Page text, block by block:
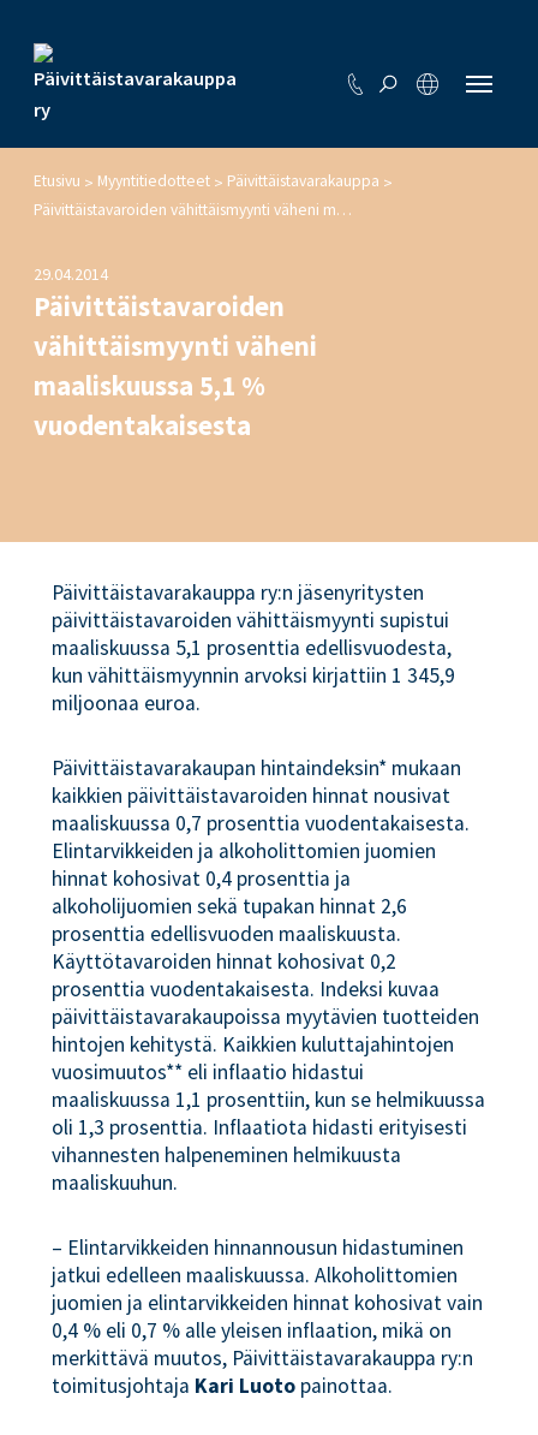
Etusivu > Myyntitiedotteet > Päivittäistavarakauppa >
Päivittäistavaroiden vähittäismyynti väheni maaliskuussa 5,1 % vuodentakaisesta
29.04.2014
Päivittäistavaroiden
vähittäismyynti väheni
maaliskuussa 5,1 %
vuodentakaisesta
Päivittäistavarakauppa ry:n jäsenyritysten
päivittäistavaroiden vähittäismyynti supistui
maaliskuussa 5,1 prosenttia edellisvuodesta,
kun vähittäismyynnin arvoksi kirjattiin 1 345,9
miljoonaa euroa.
Päivittäistavarakaupan hintaindeksin* mukaan
kaikkien päivittäistavaroiden hinnat nousivat
maaliskuussa 0,7 prosenttia vuodentakaisesta.
Elintarvikkeiden ja alkoholittomien juomien
hinnat kohosivat 0,4 prosenttia ja
alkoholijuomien sekä tupakan hinnat 2,6
prosenttia edellisvuoden maaliskuusta.
Käyttötavaroiden hinnat kohosivat 0,2
prosenttia vuodentakaisesta. Indeksi kuvaa
päivittäistavarakaupoissa myytävien tuotteiden
hintojen kehitystä. Kaikkien kuluttajahintojen
vuosimuutos** eli inflaatio hidastui
maaliskuussa 1,1 prosenttiin, kun se helmikuussa
oli 1,3 prosenttia. Inflaatiota hidasti erityisesti
vihannesten halpeneminen helmikuusta
maaliskuuhun.
– Elintarvikkeiden hinnannousun hidastuminen
jatkui edelleen maaliskuussa. Alkoholittomien
juomien ja elintarvikkeiden hinnat kohosivat vain
0,4 % eli 0,7 % alle yleisen inflaation, mikä on
merkittävä muutos, Päivittäistavarakauppa ry:n
toimitusjohtaja Kari Luoto painottaa.